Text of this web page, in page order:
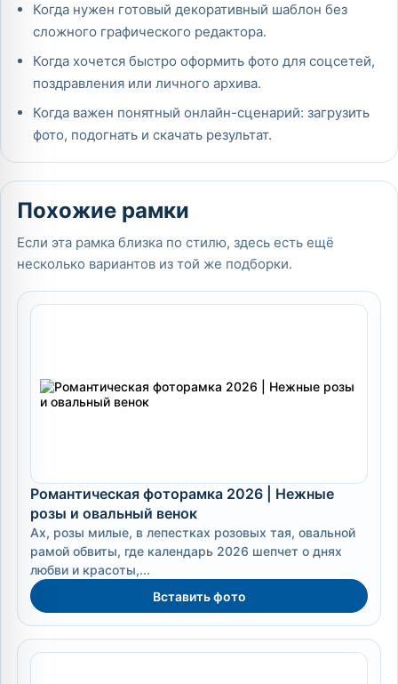
Когда нужен готовый декоративный шаблон без
сложного графического редактора.
Когда хочется быстро оформить фото для соцсетей,
поздравления или личного архива.
Когда важен понятный онлайн-сценарий: загрузить
фото, подогнать и скачать результат.
Похожие рамки
Если эта рамка близка по стилю, здесь есть ещё
несколько вариантов из той же подборки.
Романтическая фоторамка 2026 | Нежные
розы и овальный венок
Ах, розы милые, в лепестках розовых тая, овальной
рамой обвиты, где календарь 2026 шепчет о днях
любви и красоты,...
Вставить фото